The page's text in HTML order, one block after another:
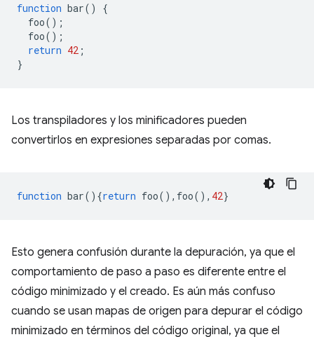
function bar()
{
foo();
foo();
return 42 ;
}
Los transpiladores y los minificadores pueden
convertirlos en expresiones separadas por comas.
function bar(){return foo(), foo(), 42}
Esto genera confusión durante la depuración, ya que el
comportamiento de paso a paso es diferente entre el
código minimizado y el creado. Es aún más confuso
cuando se usan mapas de origen para depurar el código
minimizado en términos del código original, ya que el